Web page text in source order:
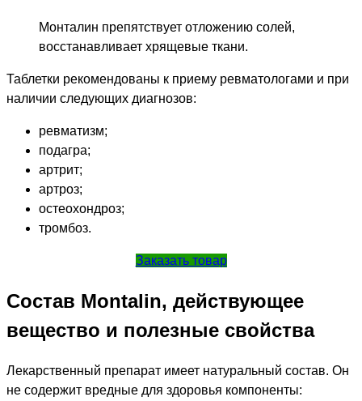
Монталин препятствует отложению солей,
восстанавливает хрящевые ткани.
Таблетки рекомендованы к приему ревматологами и при
наличии следующих диагнозов:
ревматизм;
подагра;
артрит;
артроз;
остеохондроз;
тромбоз.
Заказать товар
Состав Montalin, действующее
вещество и полезные свойства
Лекарственный препарат имеет натуральный состав. Он
не содержит вредные для здоровья компоненты: